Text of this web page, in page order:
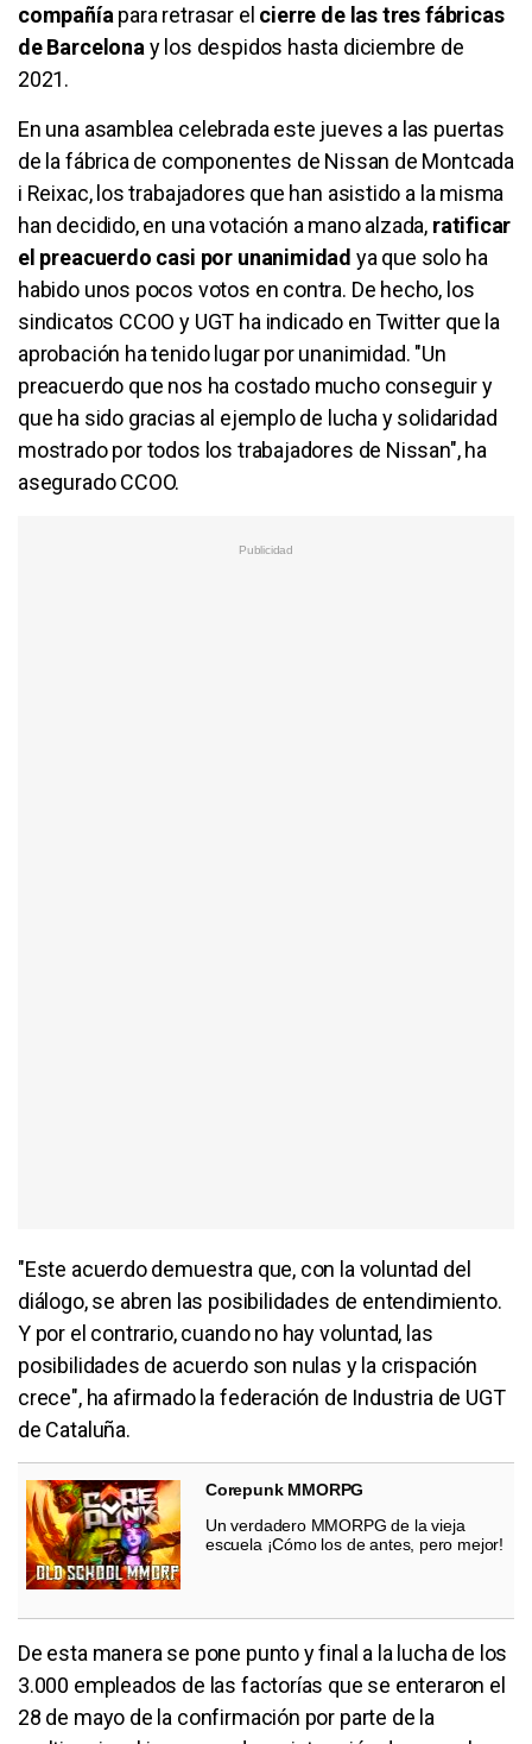
compañía para retrasar el cierre de las tres fábricas
de Barcelona y los despidos hasta diciembre de
2021.
En una asamblea celebrada este jueves a las puertas
de la fábrica de componentes de Nissan de Montcada
i Reixac, los trabajadores que han asistido a la misma
han decidido, en una votación a mano alzada, ratificar
el preacuerdo casi por unanimidad ya que solo ha
habido unos pocos votos en contra. De hecho, los
sindicatos CCOO y UGT ha indicado en Twitter que la
aprobación ha tenido lugar por unanimidad. "Un
preacuerdo que nos ha costado mucho conseguir y
que ha sido gracias al ejemplo de lucha y solidaridad
mostrado por todos los trabajadores de Nissan", ha
asegurado CCOO.
"Este acuerdo demuestra que, con la voluntad del
diálogo, se abren las posibilidades de entendimiento.
Y por el contrario, cuando no hay voluntad, las
posibilidades de acuerdo son nulas y la crispación
crece", ha afirmado la federación de Industria de UGT
de Cataluña.
Corepunk MMORPG
Un verdadero MMORPG de la vieja
escuela ¡Cómo los de antes, pero mejor!
De esta manera se pone punto y final a la lucha de los
3.000 empleados de las factorías que se enteraron el
28 de mayo de la confirmación por parte de la